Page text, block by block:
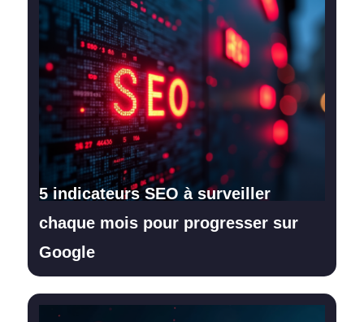
5 indicateurs SEO à surveiller
chaque mois pour progresser sur
Google